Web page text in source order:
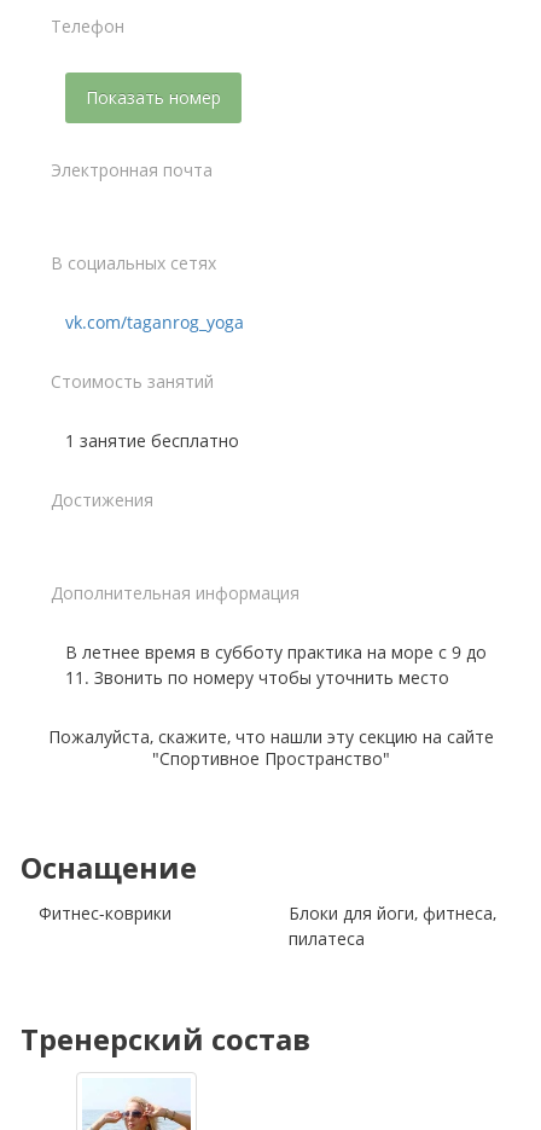
Телефон
Показать номер
Электронная почта
В социальных сетях
vk.com/taganrog_yoga
Стоимость занятий
1 занятие бесплатно
Достижения
Дополнительная информация
В летнее время в субботу практика на море с 9 до
11. Звонить по номеру чтобы уточнить место
Пожалуйста, скажите, что нашли эту секцию на сайте
"Спортивное Пространство"
Оснащение
Фитнес-коврики
Блоки для йоги, фитнеса,
пилатеса
Тренерский состав